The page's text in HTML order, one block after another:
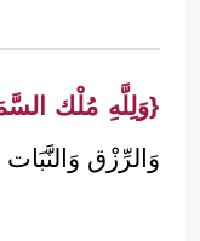
{وَلِلَّهِ مُلْك
وَالرِّزْق وَالنَّبَات